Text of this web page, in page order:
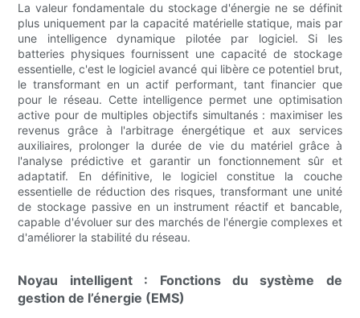
La valeur fondamentale du stockage d'énergie ne se définit
plus uniquement par la capacité matérielle statique, mais par
une intelligence dynamique pilotée par logiciel. Si les
batteries physiques fournissent une capacité de stockage
essentielle, c'est le logiciel avancé qui libère ce potentiel brut,
le transformant en un actif performant, tant financier que
pour le réseau. Cette intelligence permet une optimisation
active pour de multiples objectifs simultanés : maximiser les
revenus grâce à l'arbitrage énergétique et aux services
auxiliaires, prolonger la durée de vie du matériel grâce à
l'analyse prédictive et garantir un fonctionnement sûr et
adaptatif. En définitive, le logiciel constitue la couche
essentielle de réduction des risques, transformant une unité
de stockage passive en un instrument réactif et bancable,
capable d'évoluer sur des marchés de l'énergie complexes et
d'améliorer la stabilité du réseau.
Noyau intelligent : Fonctions du système de
gestion de l’énergie (EMS)